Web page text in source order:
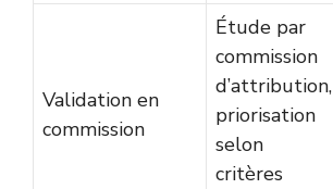
Validation en
commission
Étude par
commission
d’attribution,
priorisation
selon
critères